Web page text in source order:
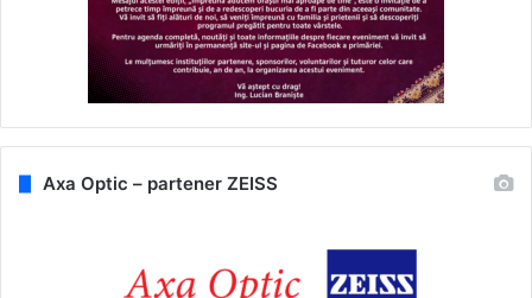
Axa Optic – partener ZEISS